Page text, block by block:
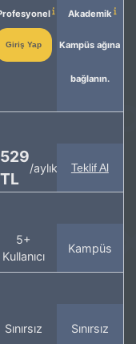
Giriş Yap
Akademik
Kampüs ağına
bağlanın.
TL
/aylık Teklif Al
5+
Kullanıcı
Kampüs
Sınırsız Sınırsız